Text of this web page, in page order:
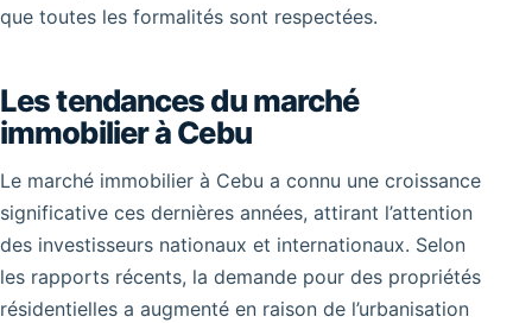
que toutes les formalités sont respectées.
Les tendances du marché
immobilier à Cebu
Le marché immobilier à Cebu a connu une croissance
significative ces dernières années, attirant l’attention
des investisseurs nationaux et internationaux. Selon
les rapports récents, la demande pour des propriétés
résidentielles a augmenté en raison de l’urbanisation